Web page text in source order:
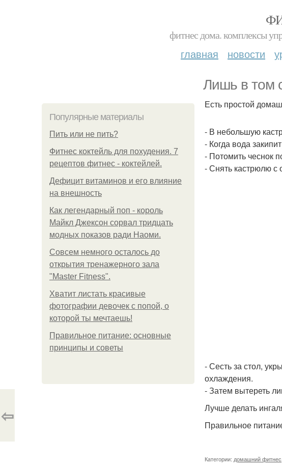
фитнес дома. комплексы
главная новости
Лишь в том
Популярные материалы
Пить или не пить?
Фитнес коктейль для похудения. 7
рецептов фитнес - коктейлей.
Дефицит витаминов и его влияние
на внешность
Как легендарный поп - король
Майкл Джексон сорвал тридцать
модных показов ради Наоми.
Совсем немного осталось до
открытия тренажерного зала
"Master Fitness".
Хватит листать красивые
фотографии девочек с попой, о
которой ты мечтаешь!
Правильное питание: основные
принципы и советы
Есть простой
- В небольшую
- Когда вода
- Потомить чеснок
- Снять кастрюлю с
- Сесть за стол,
охлаждения.
- Затем вытереть
Лучше делать
Правильное
Категории: домашний фитнес
⇦